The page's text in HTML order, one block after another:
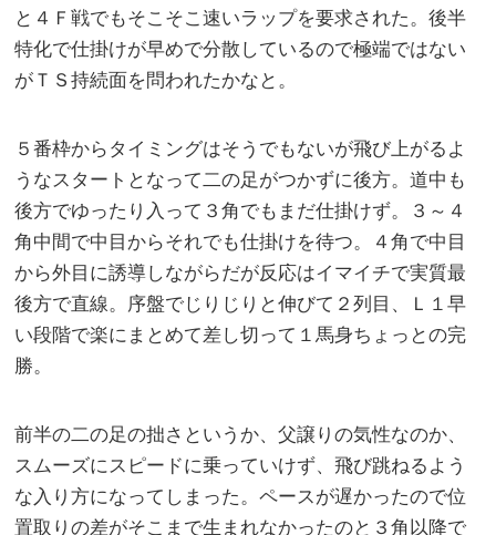
と４Ｆ戦でもそこそこ速いラップを要求された。後半
特化で仕掛けが早めで分散しているので極端ではない
がＴＳ持続面を問われたかなと。
５番枠からタイミングはそうでもないが飛び上がるよ
うなスタートとなって二の足がつかずに後方。道中も
後方でゆったり入って３角でもまだ仕掛けず。３～４
角中間で中目からそれでも仕掛けを待つ。４角で中目
から外目に誘導しながらだが反応はイマイチで実質最
後方で直線。序盤でじりじりと伸びて２列目、Ｌ１早
い段階で楽にまとめて差し切って１馬身ちょっとの完
勝。
前半の二の足の拙さというか、父譲りの気性なのか、
スムーズにスピードに乗っていけず、飛び跳ねるよう
な入り方になってしまった。ペースが遅かったので位
置取りの差がそこまで生まれなかったのと３角以降で